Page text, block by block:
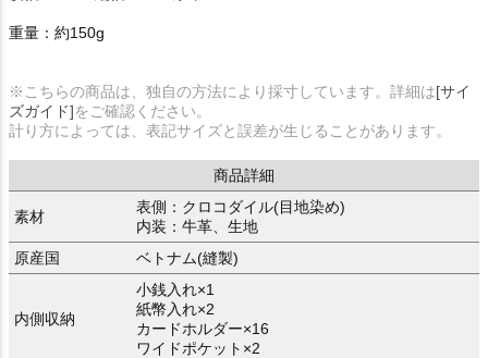
重量：約150g
※こちらの商品は、独自の方法により採寸しています。詳細は[サイ
ズガイド]をご確認ください。
計り方によっては、表記サイズと誤差が生じることがあります。
商品詳細
素材
表側：クロコダイル(目地染め)
内装：牛革、生地
原産国
ベトナム(縫製)
内側収納
小銭入れ×1
紙幣入れ×2
カードホルダー×16
ワイドポケット×2